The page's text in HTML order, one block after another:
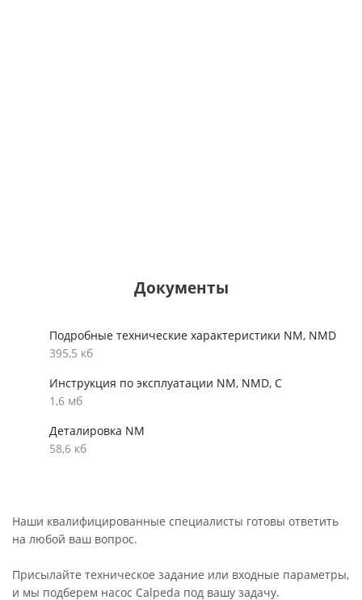
Документы
Подробные технические характеристики NM, NMD
395,5 кб
Инструкция по эксплуатации NM, NMD, C
1,6 мб
Деталировка NM
58,6 кб
Наши квалифицированные специалисты готовы ответить
на любой ваш вопрос.
Присылайте техническое задание или входные параметры,
и мы подберем насос Calpeda под вашу задачу.